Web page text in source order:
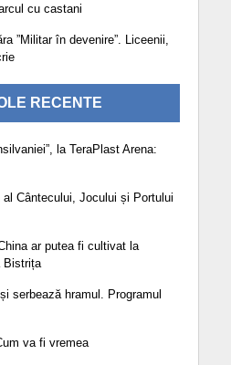
cu castani
”Militar în devenire”. Liceenii,
RECENTE
la TeraPlast Arena:
al Cântecului, Jocului și Portului
ar putea fi cultivat la
Bistrița
serbează hramul. Programul
va fi vremea